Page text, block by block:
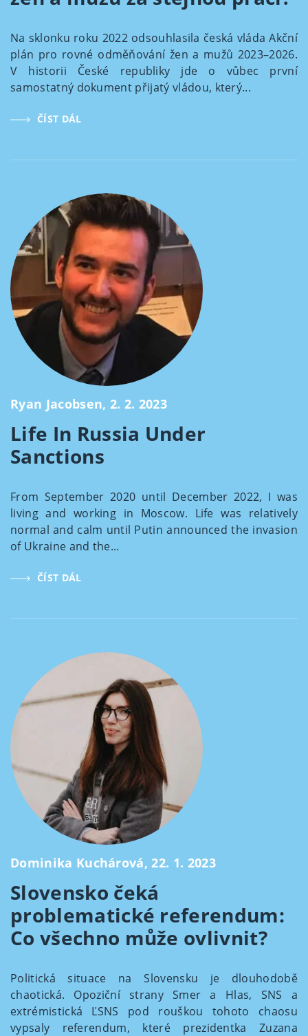
Na sklonku roku 2022 odsouhlasila česká vláda Akční
plán pro rovné odměňování žen a mužů 2023–2026.
V historii České republiky jde o vůbec první
samostatný dokument přijatý vládou, který...
ČÍST DÁL
Ryan Jacobsen, 2. 2. 2023
Life In Russia Under
Sanctions
From September 2020 until December 2022, I was
living and working in Moscow. Life was relatively
normal and calm until Putin announced the invasion
of Ukraine and the...
ČÍST DÁL
Dominika Kuchárová, 22. 1. 2023
Slovensko čeká
problematické referendum:
Co všechno může ovlivnit?
Politická situace na Slovensku je dlouhodobě
chaotická. Opoziční strany Smer a Hlas, SNS a
extrémistická ĽSNS pod rouškou tohoto chaosu
vypsaly referendum, které prezidentka Zuzana